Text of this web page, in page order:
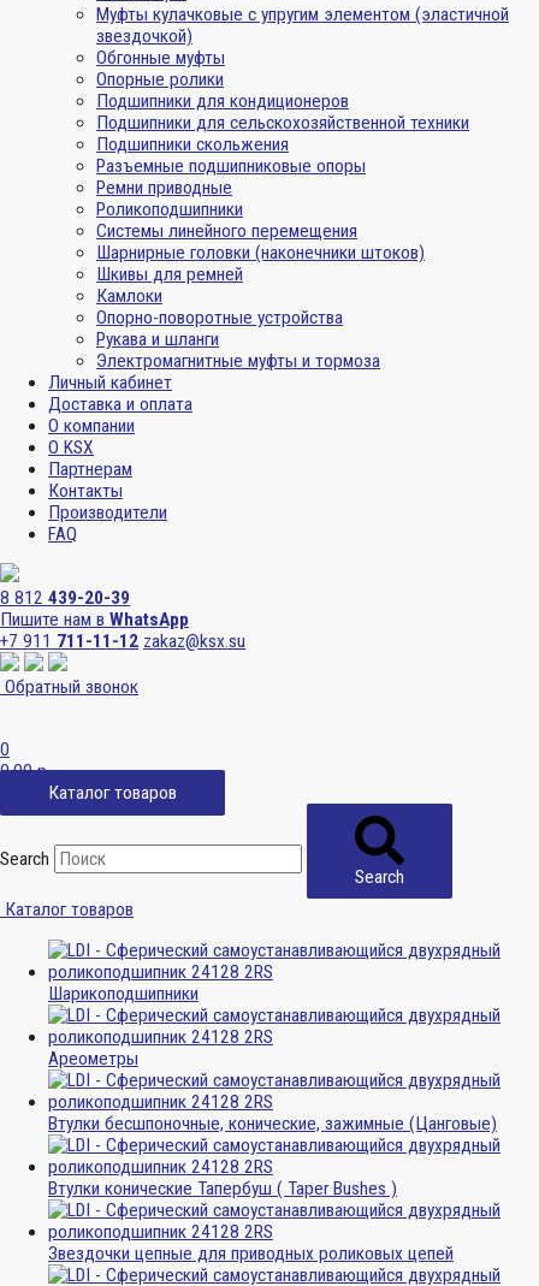
Муфты кулачковые с упругим элементом (эластичной
звездочкой)
Обгонные муфты
Опорные ролики
Подшипники для кондиционеров
Подшипники для сельскохозяйственной техники
Подшипники скольжения
Разъемные подшипниковые опоры
Ремни приводные
Роликоподшипники
Системы линейного перемещения
Шарнирные головки (наконечники штоков)
Шкивы для ремней
Камлоки
Опорно-поворотные устройства
Рукава и шланги
Электромагнитные муфты и тормоза
Личный кабинет
Доставка и оплата
О компании
О KSX
Партнерам
Контакты
Производители
FAQ
8 812 439-20-39
Пишите нам в WhatsApp
+7 911 711-11-12 zakaz@ksx.su
Обратный звонок
0
0,00р.
Каталог товаров
Search
Search
Каталог товаров
Шарикоподшипники
Ареометры
Втулки бесшпоночные, конические, зажимные (Цанговые)
Втулки конические Тапербуш ( Taper Bushes )
Звездочки цепные для приводных роликовых цепей